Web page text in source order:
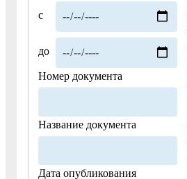
с
до
Номер документа
Название документа
Дата опубликования